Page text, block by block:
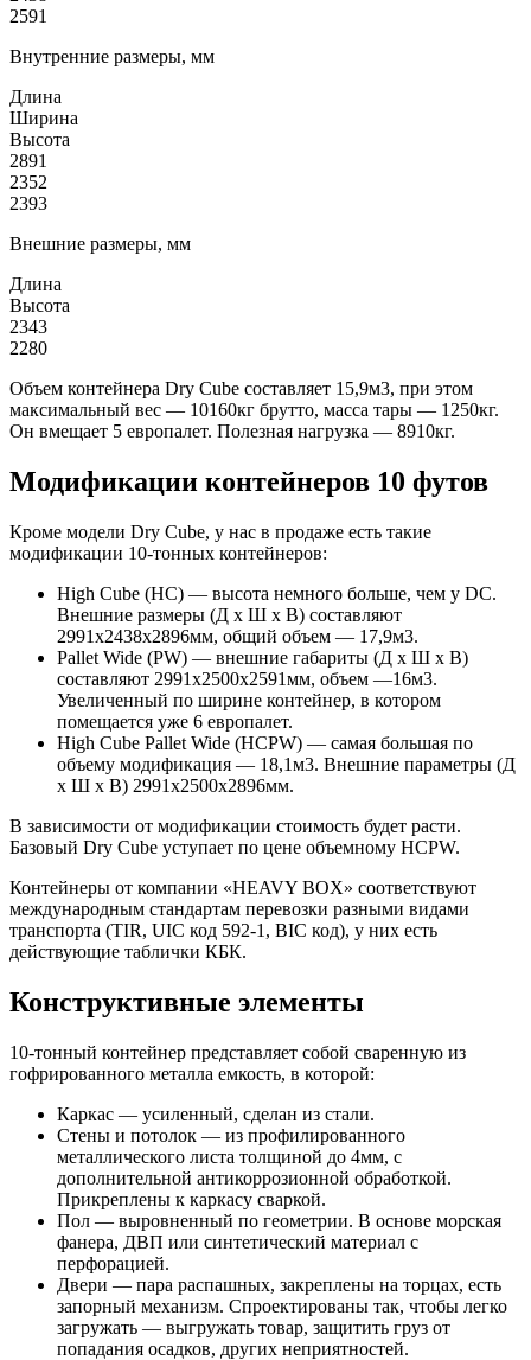
2591
Внутренние размеры, мм
Длина
Ширина
Высота
2891
2352
2393
Внешние размеры, мм
Длина
Высота
2343
2280
Объем контейнера Dry Cube составляет 15,9м3, при этом
максимальный вес — 10160кг брутто, масса тары — 1250кг.
Он вмещает 5 европалет. Полезная нагрузка — 8910кг.
Модификации контейнеров 10 футов
Кроме модели Dry Cube, у нас в продаже есть такие
модификации 10-тонных контейнеров:
High Cube (HC) — высота немного больше, чем у DC.
Внешние размеры (Д х Ш х В) составляют
2991х2438х2896мм, общий объем — 17,9м3.
Pallet Wide (PW) — внешние габариты (Д х Ш х В)
составляют 2991х2500х2591мм, объем —16м3.
Увеличенный по ширине контейнер, в котором
помещается уже 6 европалет.
High Cube Pallet Wide (HCPW) — самая большая по
объему модификация — 18,1м3. Внешние параметры (Д
х Ш х В) 2991х2500х2896мм.
В зависимости от модификации стоимость будет расти.
Базовый Dry Cube уступает по цене объемному HCPW.
Контейнеры от компании «HEAVY BOX» соответствуют
международным стандартам перевозки разными видами
транспорта (TIR, UIC код 592-1, BIC код), у них есть
действующие таблички КБК.
Конструктивные элементы
10-тонный контейнер представляет собой сваренную из
гофрированного металла емкость, в которой:
Каркас — усиленный, сделан из стали.
Стены и потолок — из профилированного
металлического листа толщиной до 4мм, с
дополнительной антикоррозионной обработкой.
Прикреплены к каркасу сваркой.
Пол — выровненный по геометрии. В основе морская
фанера, ДВП или синтетический материал с
перфорацией.
Двери — пара распашных, закреплены на торцах, есть
запорный механизм. Спроектированы так, чтобы легко
загружать — выгружать товар, защитить груз от
попадания осадков, других неприятностей.